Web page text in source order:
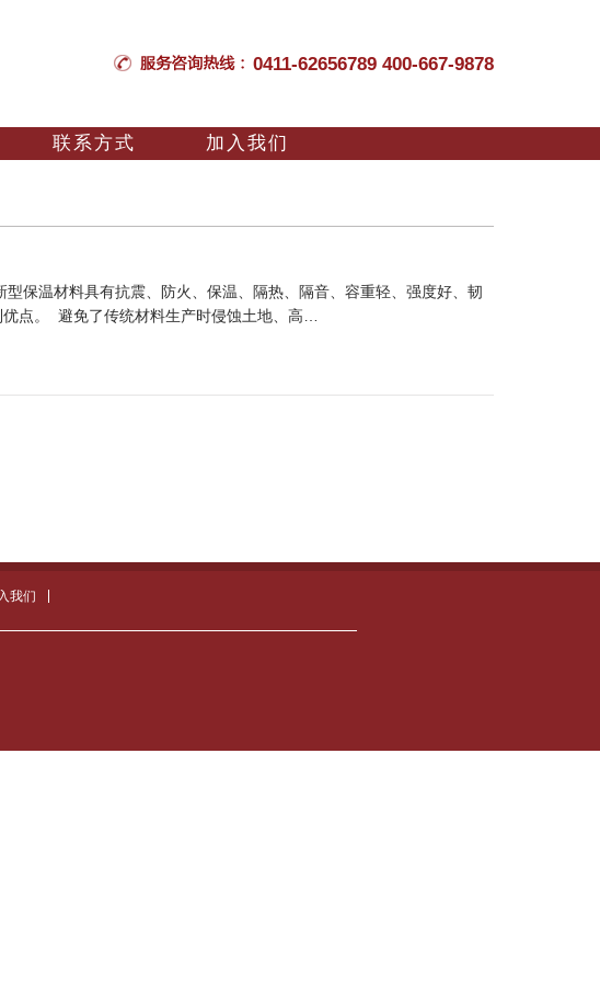
0411-62656789 400-667-9878
联系方式 加入我们
保温材料具有抗震、防火、保温、隔热、隔音、容重轻、强度好、韧
点。 避免了传统材料生产时侵蚀土地、高…
我们